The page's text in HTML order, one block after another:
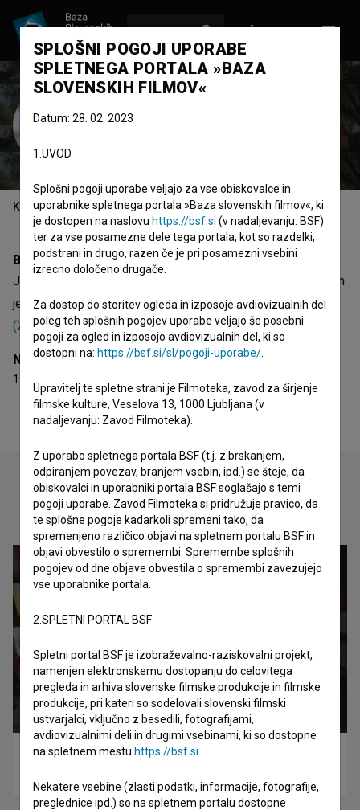
Jeffrey Young
Kazalo
Biografija
Jeffrey Young je režiser. Najodmevnejši projekt, pri katerem
je sodeloval, je Pumpkin on the Hot Roof of the World
(2019). Prejel je 1 nagrado.
Nagrade
1 nagrada
Oglejte si
Vsak pravi pesnik (2014)
SPLOŠNI POGOJI UPORABE
SPLETNEGA PORTALA »BAZA
SLOVENSKIH FILMOV«
Datum: 28. 02. 2023
1.UVOD
Splošni pogoji uporabe veljajo za vse obiskovalce in
uporabnike spletnega portala »Baza slovenskih filmov«, ki
je dostopen na naslovu https://bsf.si (v nadaljevanju: BSF)
ter za vse posamezne dele tega portala, kot so razdelki,
podstrani in drugo, razen če je pri posamezni vsebini
izrecno določeno drugače.
Za dostop do storitev ogleda in izposoje avdiovizualnih del
poleg teh splošnih pogojev uporabe veljajo še posebni
pogoji za ogled in izposojo avdiovizualnih del, ki so
dostopni na: https://bsf.si/sl/pogoji-uporabe/
Upravitelj te spletne strani je Filmoteka, zavod za širjenje
filmske kulture, Veselova 13, 1000 Ljubljana (v
nadaljevanju: Zavod Filmoteka).
Z uporabo spletnega portala BSF (t.j. z brskanjem,
odpiranjem povezav, branjem vsebin, ipd.) se šteje, da
obiskovalci in uporabniki portala BSF soglašajo s temi
pogoji uporabe. Zavod Filmoteka si pridružuje pravico, da
te splošne pogoje kadarkoli spremeni tako, da
spremenjeno različico objavi na spletnem portalu BSF in
objavi obvestilo o spremembi. Spremembe splošnih
pogojev od dne objave obvestila o spremembi zavezujejo
vse uporabnike portala.
2.SPLETNI PORTAL BSF
Spletni portal BSF je izobraževalno-raziskovalni projekt,
namenjen elektronskemu dostopanju do celovitega
pregleda in arhiva slovenske filmske produkcije in filmske
produkcije, pri kateri so sodelovali slovenski filmski
ustvarjalci, vključno z besedili, fotografijami,
avdiovizualnimi deli in drugimi vsebinami, ki so dostopne
na spletnem mestu https://bsf.si
Nekatere vsebine (zlasti podatki, informacije, fotografije,
preglednice ipd.) so na spletnem portalu dostopne